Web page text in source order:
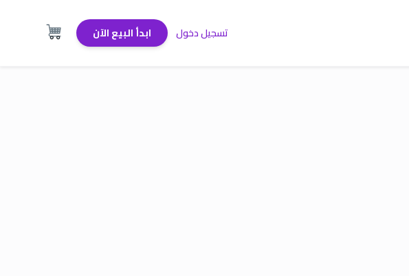
تسجيل دخول ابدأ البيع الآن